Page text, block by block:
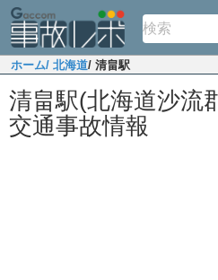
ホーム/ 北海道/ 清畠駅
清畠駅(北海道沙流
交通事故情報